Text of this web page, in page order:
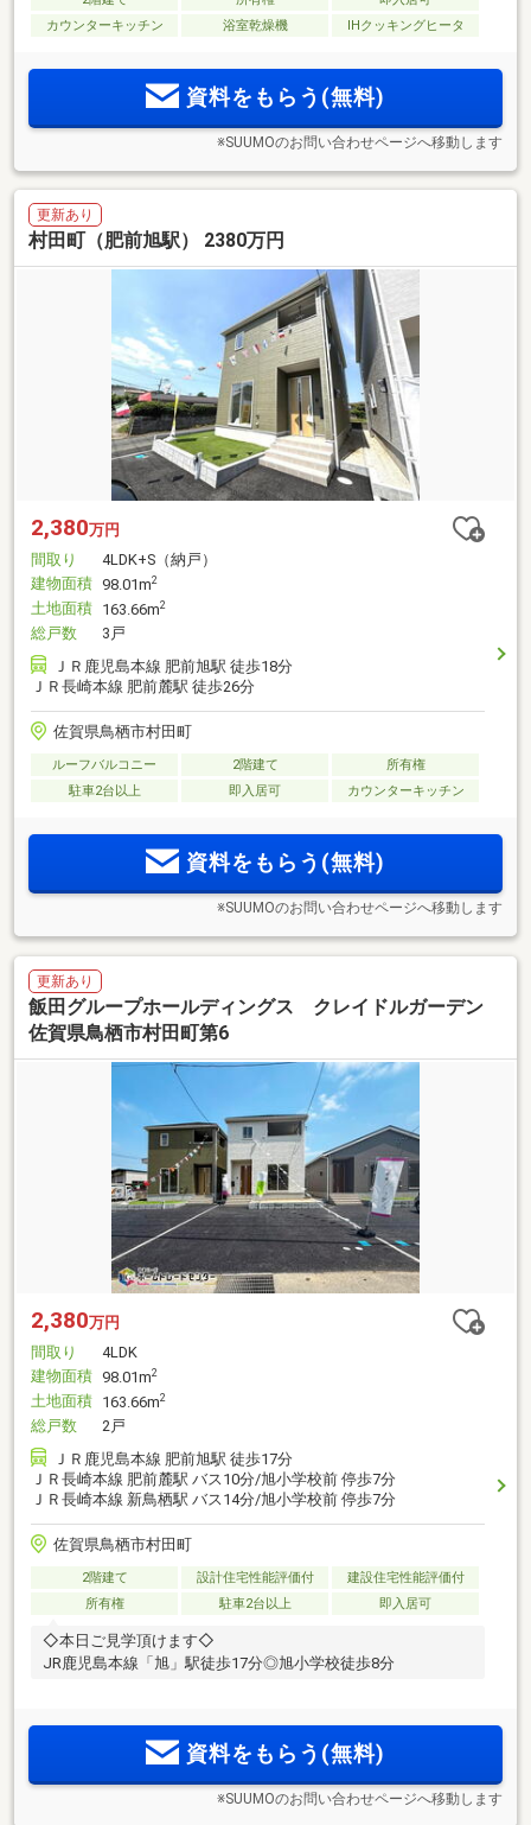
カウンターキッチン
浴室乾燥機 IHクッキングヒータ
資料をもらう(無料)
※SUUMOのお問い合わせページへ移動します
更新あり
村田町（肥前旭駅） 2380万円
2,380万円
間取り
4LDK+S（納戸）
建物面積 98.01m2
土地面積 163.66m2
総戸数
3戸
ＪＲ鹿児島本線 肥前旭駅 徒歩18分
ＪＲ長崎本線 肥前麓駅 徒歩26分
佐賀県鳥栖市村田町
ルーフバルコニー 2階建て
所有権
駐車2台以上
即入居可 カウンターキッチン
資料をもらう(無料)
※SUUMOのお問い合わせページへ移動します
更新あり
飯田グループホールディングス クレイドルガーデン
佐賀県鳥栖市村田町第6
2,380万円
間取り
4LDK
建物面積 98.01m2
土地面積 163.66m2
総戸数
2戸
ＪＲ鹿児島本線 肥前旭駅 徒歩17分
ＪＲ長崎本線 肥前麓駅 バス10分/旭小学校前 停歩7分
ＪＲ長崎本線 新鳥栖駅 バス14分/旭小学校前 停歩7分
佐賀県鳥栖市村田町
2階建て 設計住宅性能評価付
建設住宅性能評価付
所有権
駐車2台以上 即入居可
◇本日ご見学頂けます◇
JR鹿児島本線「旭」駅徒歩17分◎旭小学校徒歩8分
資料をもらう(無料)
※SUUMOのお問い合わせページへ移動します